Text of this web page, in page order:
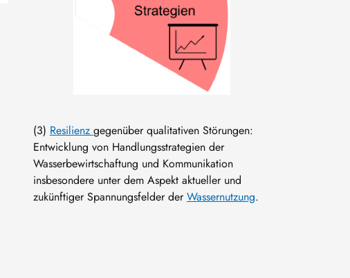
(3) Resilienz gegenüber qualitativen Störungen:
Entwicklung von Handlungsstrategien der
Wasserbewirtschaftung und Kommunikation
insbesondere unter dem Aspekt aktueller und
zukünftiger Spannungsfelder derWassernutzung.